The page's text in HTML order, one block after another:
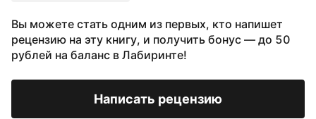
Вы можете стать одним из первых, кто напишет
рецензию на эту книгу, и получить бонус — до 50
рублей на баланс в Лабиринте!
Написать рецензию